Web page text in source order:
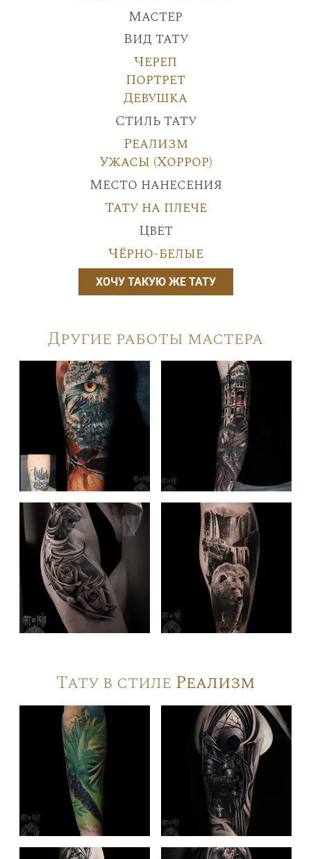
Мастер
Вид тату
Череп
Портрет
Девушка
Стиль тату
Реализм
Ужасы (Хоррор)
Место нанесения
Тату на плече
Цвет
Чёрно-белые
ХОЧУ ТАКУЮ ЖЕ ТАТУ
Другие работы мастера
Тату в стиле Реализм